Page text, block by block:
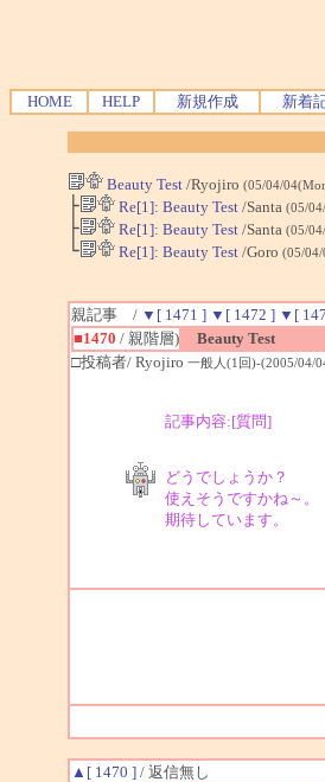
HOME HELP 新規作成 新着
Beauty Test/Ryojiro (05/04/
├ Re[1]: Beauty Test/Santa (05/
├ Re[1]: Beauty Test/Santa (05/
└ Re[1]: Beauty Test/Goro (05/
親記事 / ▼[ 1471 ] ▼[ 1472 ] ▼[
■1470 / 親階層)
Beauty Test
□投稿者/ Ryojiro 一般人(1回)-(2005/04/
記事内容:[質問]
どうでしょうか？
使えそうですかね～。
期待しています。
▲[ 1470 ]/ 返信無し